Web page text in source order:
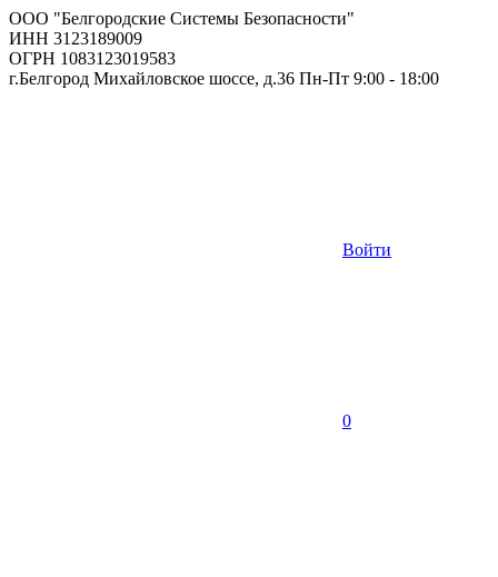
ООО "Белгородские Системы Безопасности"
ИНН 3123189009
ОГРН 1083123019583
г.Белгород Михайловское шоссе, д.36 Пн-Пт 9:00 - 18:00
Войти
0